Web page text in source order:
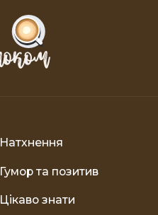
Натхнення
Гумор та позитив
Цікаво знати